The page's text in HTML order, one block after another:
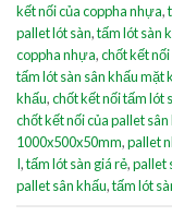
kết nối của coppha nhựa,
pallet lót sàn,tấm lót sàn
coppha nhựa,chốt kết
tấm lót sàn sân khấu mặt
khấu,chốt kết nối tấm lót
chốt kết nối của pallet sân
1000x500x50mm,pallet
I,tấm lót sàn giá rẻ,pallet
pallet sân khấu,tấm lót